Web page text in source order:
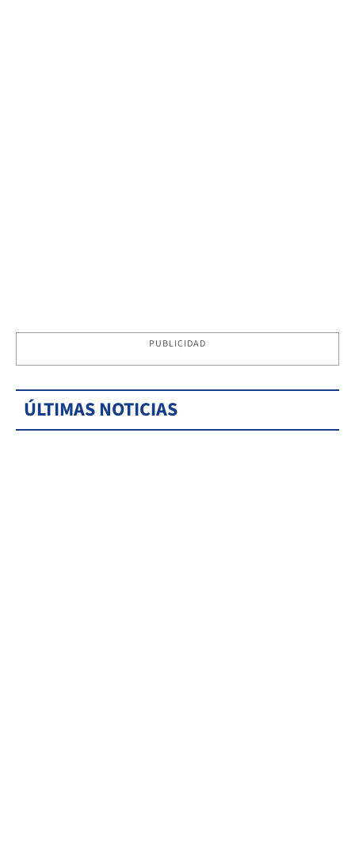
PUBLICIDAD
ÚLTIMAS NOTICIAS